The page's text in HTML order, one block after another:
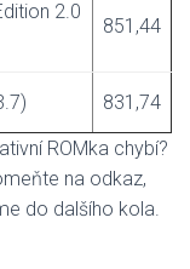
2.0
851,44
831,74
ROMka chybí?
na odkaz,
do dalšího kola.